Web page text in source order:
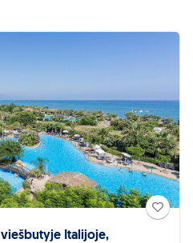
Italijoje,